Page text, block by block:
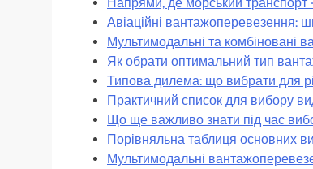
Авіаційні вантажоперевезення:
Мультимодальні та комбіновані
Як обрати оптимальний тип
Типова дилема: що вибрати для
Практичний список для вибору
Що ще важливо знати під час
Порівняльна таблиця основних
Мультимодальні